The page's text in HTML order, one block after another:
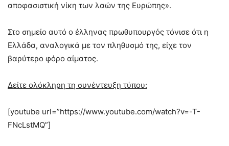
αποφασιστική νίκη των λαών της Ευρώπης».
Στο σημείο αυτό ο έλληνας πρωθυπουργός τόνισε ότι η
Ελλάδα, αναλογικά με τον πληθυσμό της, είχε τον
βαρύτερο φόρο αίματος.
Δείτε ολόκληρη τη συνέντευξη τύπου:
[youtube url=”https://www.youtube.com/watch?v=-T-
FNcLstMQ”]